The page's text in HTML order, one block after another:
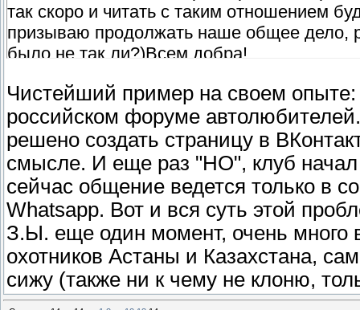
так скоро и читать с таким отношением
призываю продолжать наше общее дело,
было не так ли?)Всем добра!
Чистейший пример на своем опыте:
российском форуме
решено создать страницу в
смысле. И еще раз "НО", клуб начал
сейчас общение ведется только в
Whatsapp. Вот и вся суть этой
З.Ы. еще один момент, очень много
охотников Астаны и Казахстана,
сижу (также ни к чему не клоню,